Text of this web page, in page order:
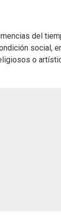
del
social,
o